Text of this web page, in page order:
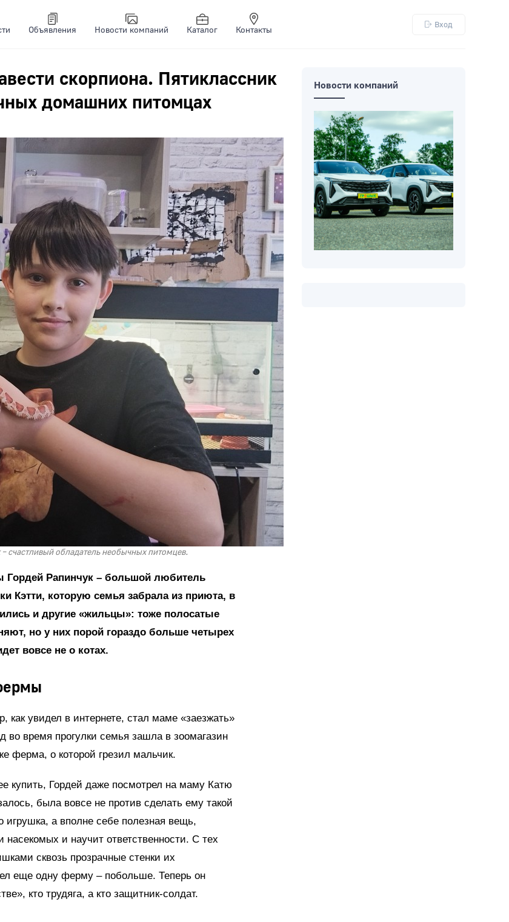
Объявления Новости компаний Каталог Контакты
Вход
скорпиона. Пятиклассник
домашних питомцах
счастливый обладатель необычных питомцев.
Гордей Рапинчук – большой любитель
Кэтти, которую семья забрала из приюта, в
и другие «жильцы»: тоже полосатые
но у них порой гораздо больше четырех
вовсе не о котах.
увидел в интернете, стал маме «заезжать»
во время прогулки семья зашла в зоомагазин
ферма, о которой грезил мальчик.
купить, Гордей даже посмотрел на маму Катю
была вовсе не против сделать ему такой
игрушка, а вполне себе полезная вещь,
насекомых и научит ответственности. С тех
сквозь прозрачные стенки их
еще одну ферму – побольше. Теперь он
кто трудяга, а кто защитник-солдат.
Новости компаний